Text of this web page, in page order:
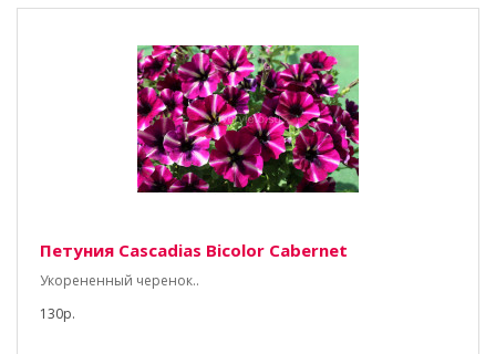
Петуния Cascadias Bicolor Cabernet
Укорененный черенок..
130р.